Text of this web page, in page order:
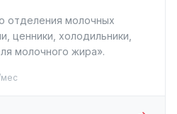
отделения молочных
ценники, холодильники,
молочного жира».
мес